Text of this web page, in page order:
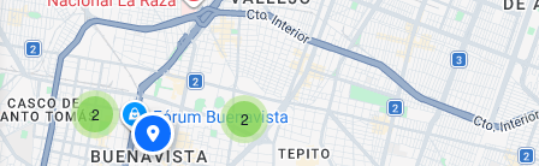
2
2